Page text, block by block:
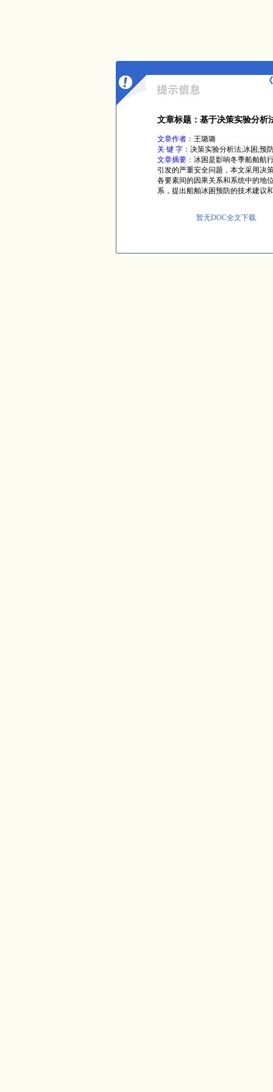
文章标题：基于决策实验分析
文章作者： 王璐璐
关 键 字： 决策实验分析法;冰困;预
文章摘要： 冰困是影响冬季船舶航
引发的严重安全问题，本文采用决
各要素间的因果关系和系统中的地
系，提出船舶冰困预防的技术建议
暂无DOC全文下载